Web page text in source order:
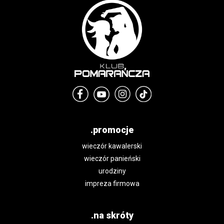
.promocje
wieczór kawalerski
wieczór panieński
urodziny
impreza firmowa
.na skróty